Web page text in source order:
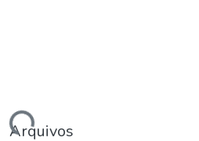
Arquivos